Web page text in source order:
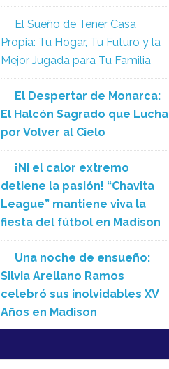
El Sueño de Tener Casa
Propia: Tu Hogar, Tu Futuro y la
Mejor Jugada para Tu Familia
El Despertar de Monarca:
El Halcón Sagrado que Lucha
por Volver al Cielo
¡Ni el calor extremo
detiene la pasión! “Chavita
League” mantiene viva la
fiesta del fútbol en Madison
Una noche de ensueño:
Silvia Arellano Ramos
celebró sus inolvidables XV
Años en Madison